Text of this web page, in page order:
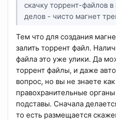
скачку торрент-файлов
делов - чисто магнет
Тем что для создания
залить торрент файл.
файла это уже улики. Да
торрент файлы, и даже
вопрос, но вы не знаете
правохранительные
подставы. Сначала
то есть размещается